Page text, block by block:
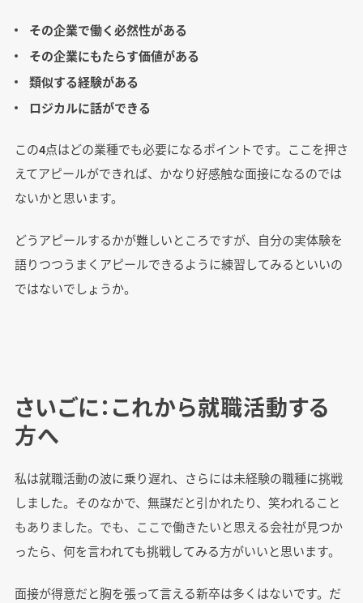
その企業で働く必然性がある
その企業にもたらす価値がある
類似する経験がある
ロジカルに話ができる
この4点はどの業種でも必要になるポイントです。ここを押さ
えてアピールができれば、かなり好感触な面接になるのでは
ないかと思います。
どうアピールするかが難しいところですが、自分の実体験を
語りつつうまくアピールできるように練習してみるといいの
ではないでしょうか。
さいごに：これから就職活動する
方へ
私は就職活動の波に乗り遅れ、さらには未経験の職種に挑戦
しました。そのなかで、無謀だと引かれたり、笑われること
もありました。でも、ここで働きたいと思える会社が見つか
ったら、何を言われても挑戦してみる方がいいと思います。
面接が得意だと胸を張って言える新卒は多くはないです。だ